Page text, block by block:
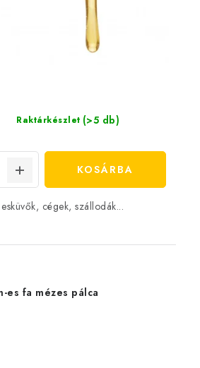
Raktárkészlet (>5 db)
KOSÁRBA
cégek, szállodák...
es fa mézes pálca